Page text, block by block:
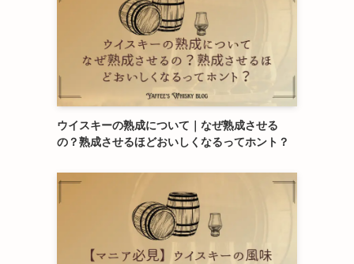
ウイスキーの熟成について｜なぜ熟成させる
の？熟成させるほどおいしくなるってホント？